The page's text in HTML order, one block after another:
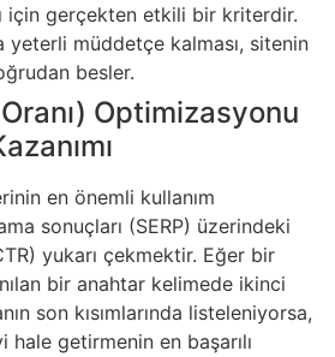
için gerçekten etkili bir kriterdir.
yeterli müddetçe kalması, sitenin
besler.
Optimizasyonu
en önemli kullanım
sonuçları (SERP) üzerindeki
yukarı çekmektir. Eğer bir
bir anahtar kelimede ikinci
son kısımlarında listeleniyorsa,
getirmenin en başarılı